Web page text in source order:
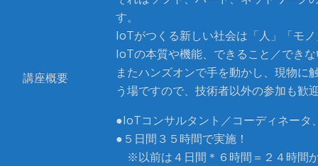
講座概要
す。
IoTがつくる新しい社会は「人」「モ
IoTの本質や機能、できること／でき
またハンズオンで手を動かし、現物
う場ですので、技術者以外の参加も歓
●IoTコンサルタント／コーディネータ
●５日間３５時間で実施！
※以前は４日間＊６時間＝２４時間